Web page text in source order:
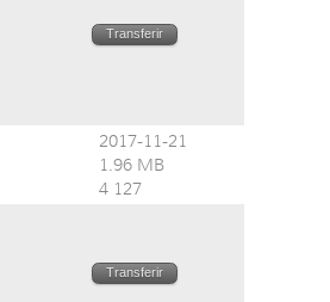
Transferir
2017-11-21
1.96 MB
4 127
Transferir